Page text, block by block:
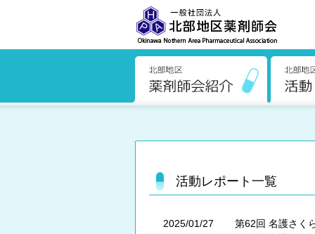
活動レポート一覧
2025/01/27
第62回 名護さく